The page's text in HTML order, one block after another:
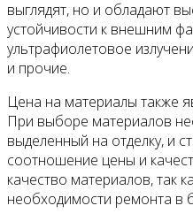
выглядят, но и обладают
устойчивости к внешним
ультрафиолетовое
и прочие.
Цена на материалы также
При выборе материалов
выделенный на отделку, и
соотношение цены и
качество материалов, так
необходимости ремонта в